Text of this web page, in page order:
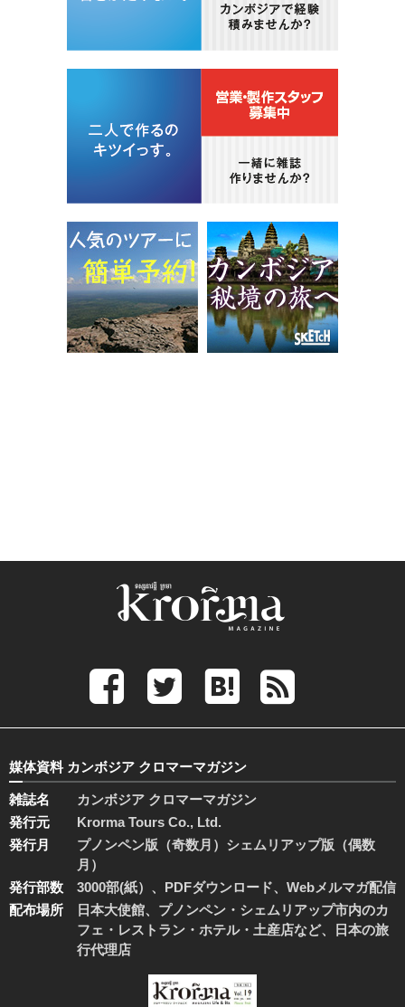
媒体資料 カンボジア クロマーマガジン
雑誌名
カンボジア クロマーマガジン
発行元
Krorma Tours Co., Ltd.
発行月
プノンペン版（奇数月）シェムリアップ版（偶数
月）
発行部数
3000部(紙）、PDFダウンロード、Webメルマガ配信
配布場所
日本大使館、プノンペン・シェムリアップ市内のカ
フェ・レストラン・ホテル・土産店など、日本の旅
行代理店